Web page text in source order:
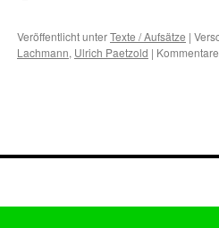
Veröffentlicht unterTexte / Aufsätze |
Lachmann, Ulrich Paetzold |